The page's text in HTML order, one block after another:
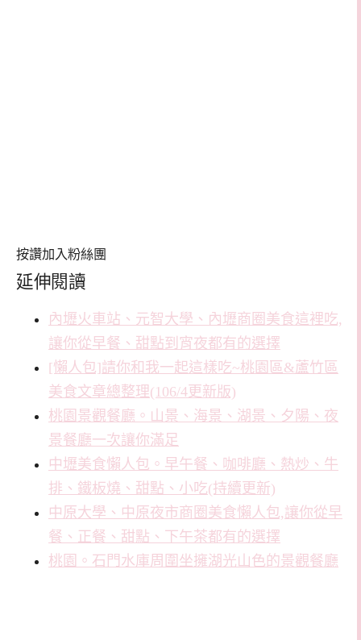
按讚加入粉絲團
延伸閱讀
內壢火車站、元智大學、內壢商圈美食這裡吃,
讓你從早餐、甜點到宵夜都有的選擇
[懶人包]請你和我一起這樣吃~桃園區&蘆竹區
美食文章總整理(106/4更新版)
桃園景觀餐廳。山景、海景、湖景、夕陽、夜
景餐廳一次讓你滿足
中壢美食懶人包。早午餐、咖啡廳、熱炒、牛
排、鐵板燒、甜點、小吃(持續更新)
中原大學、中原夜市商圈美食懶人包,讓你從早
餐、正餐、甜點、下午茶都有的選擇
桃園。石門水庫周圍坐擁湖光山色的景觀餐廳